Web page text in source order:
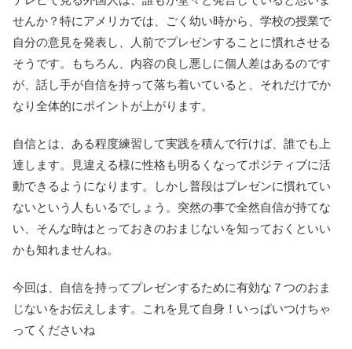
せんか？特にアメリカでは、ごく幼い時から、学校の授業で
自分の意見を発表し、人前でプレゼンすることに慣れさせる
そうです。もちろん、内容の良し悪しに個人差はあるのです
が、話し手が自信を持って落ち着いていると、それだけでか
なり全体的にポイントが上がります。
自信とは、ある程度練習して実践を積んで行けば、誰でも上
達します。見違える様に性格も明るくなってポジティブに活
動できるようになります。しかし普段はプレゼンに慣れてい
ないという人もいるでしょう。突然の事で全然自信が持てな
い、そんな時はとっておきのおまじないを知っておくといい
かも知れませんね。
今回は、自信を持ってプレゼンするために有効な７つのおま
じないをお伝えします。これを見て自身！いっぱいつけちゃ
ってくださいね